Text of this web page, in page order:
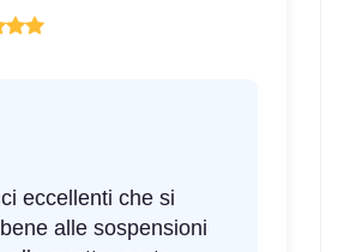
eccellenti che si
alle sospensioni